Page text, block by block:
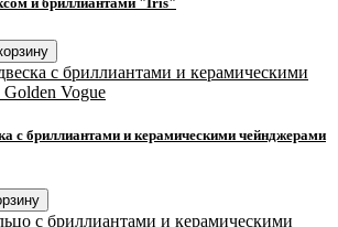
с бриллиантами и керамическими чейнджерами